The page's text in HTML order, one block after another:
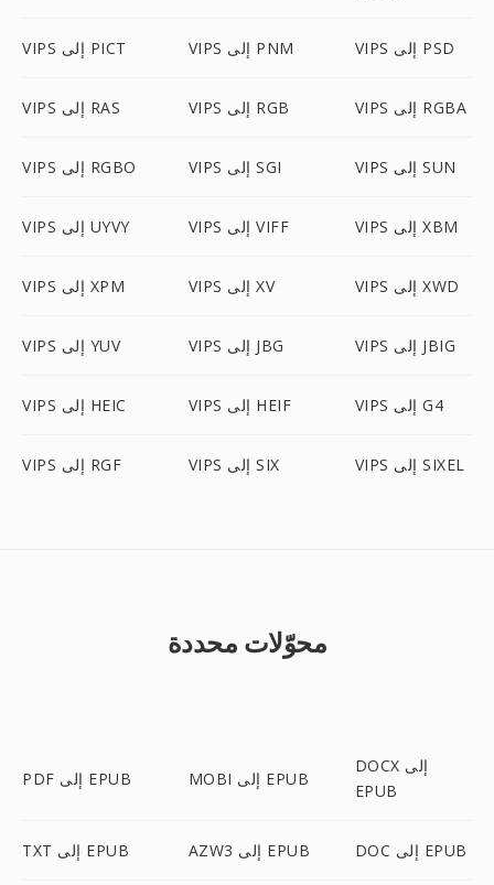
VIPS إلى PICT VIPS إلى PNM VIPS إلى PSD
VIPS إلى RAS VIPS إلى RGB VIPS إلى RGBA
VIPS إلى RGBO VIPS إلى SGI VIPS إلى SUN
VIPS إلى UYVY VIPS إلى VIFF VIPS إلى XBM
VIPS إلى XPM VIPS إلى XV VIPS إلى XWD
VIPS إلى YUV VIPS إلى JBG VIPS إلى JBIG
VIPS إلى HEIC VIPS إلى HEIF VIPS إلى G4
VIPS إلى RGF VIPS إلى SIX VIPS إلى SIXEL
محوّلات محددة
PDF إلى EPUB MOBI إلى EPUB
DOCX إلى
EPUB
TXT إلى EPUB AZW3 إلى EPUB DOC إلى EPUB